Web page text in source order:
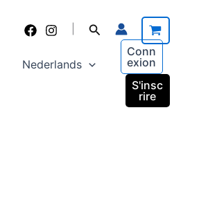
Zoeken
Nederlands
Conn
exion
S'insc
rire